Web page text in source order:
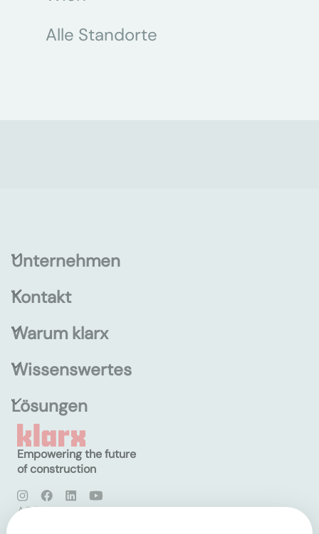
Alle Standorte
Unternehmen
Kontakt
Warum klarx
Wissenswertes
Lösungen
Empowering the future
of construction
AGB